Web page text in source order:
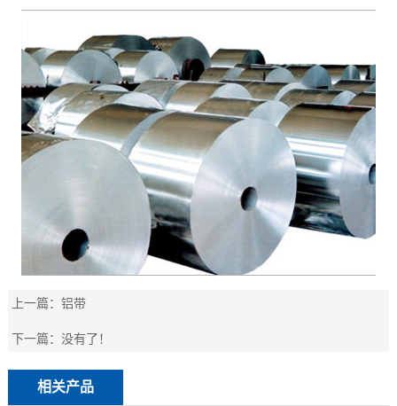
上一篇：铝带
下一篇：没有了！
相关产品